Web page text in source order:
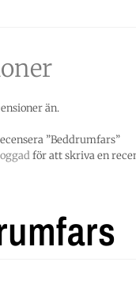
än.
”Beddrumfars”
för att skriva en